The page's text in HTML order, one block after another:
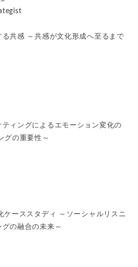
共感 ～共感が文化形成へ至るまで
ィングによるエモーション変化の
グの重要性～
ケーススタディ ～ソーシャルリスニ
の融合の未来～